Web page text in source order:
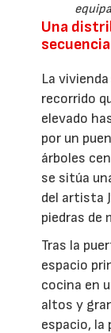
Una
La
recorrido
elevado
por un
árboles
se sitúa
del artista
piedras de
Tras la
espacio
cocina en
altos y
espacio,